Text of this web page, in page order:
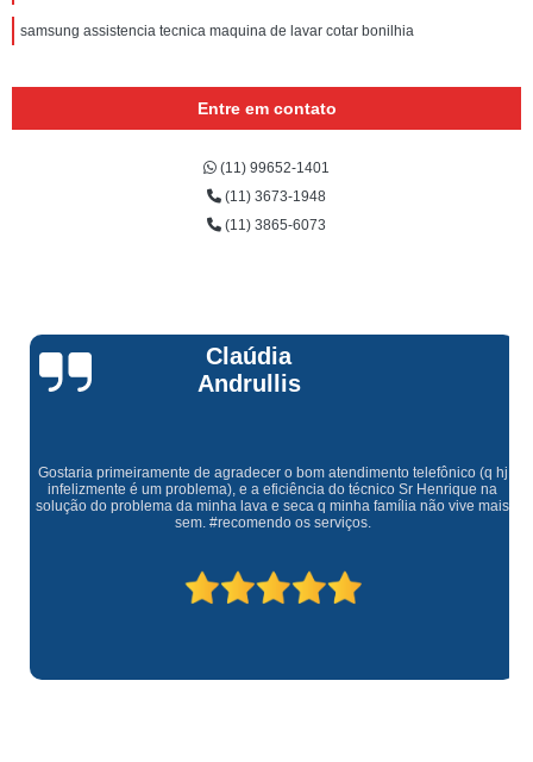
samsung assistencia tecnica maquina de lavar cotar bonilhia
Entre em contato
(11) 99652-1401
(11) 3673-1948
(11) 3865-6073
Claúdia
Andrullis
Gostaria primeiramente de agradecer o bom atendimento telefônico (q hj
infelizmente é um problema), e a eficiência do técnico Sr Henrique na
solução do problema da minha lava e seca q minha família não vive mais
sem. #recomendo os serviços.